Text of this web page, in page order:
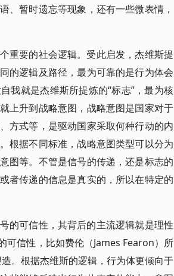
、暂时遗忘等现象，还有一些微表情，
重要的社会逻辑。受此启发，杰维斯提
的逻辑及路径，最为可靠的是行为体会
我就是杰维斯所提炼的“标志”，最为核
上升到战略意图，战略意图是国家对于
方式等，是驱动国家采取何种行动的内
根据不同标准，战略意图类型可以分为
图等。不管是信号的传递，还是标志的
者传递的信息是真实的，所以在特定的
的可信性，其背后的主流逻辑就是理性
可信性，比如费伦（James Fearon）所
。根据杰维斯的逻辑，行为体更倾向于